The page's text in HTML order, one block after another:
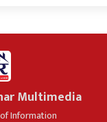
Multimedia
Information